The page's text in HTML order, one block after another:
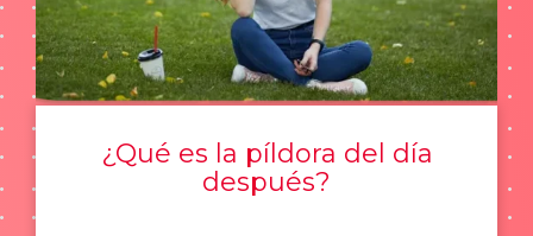
¿Qué es la píldora del día
después?